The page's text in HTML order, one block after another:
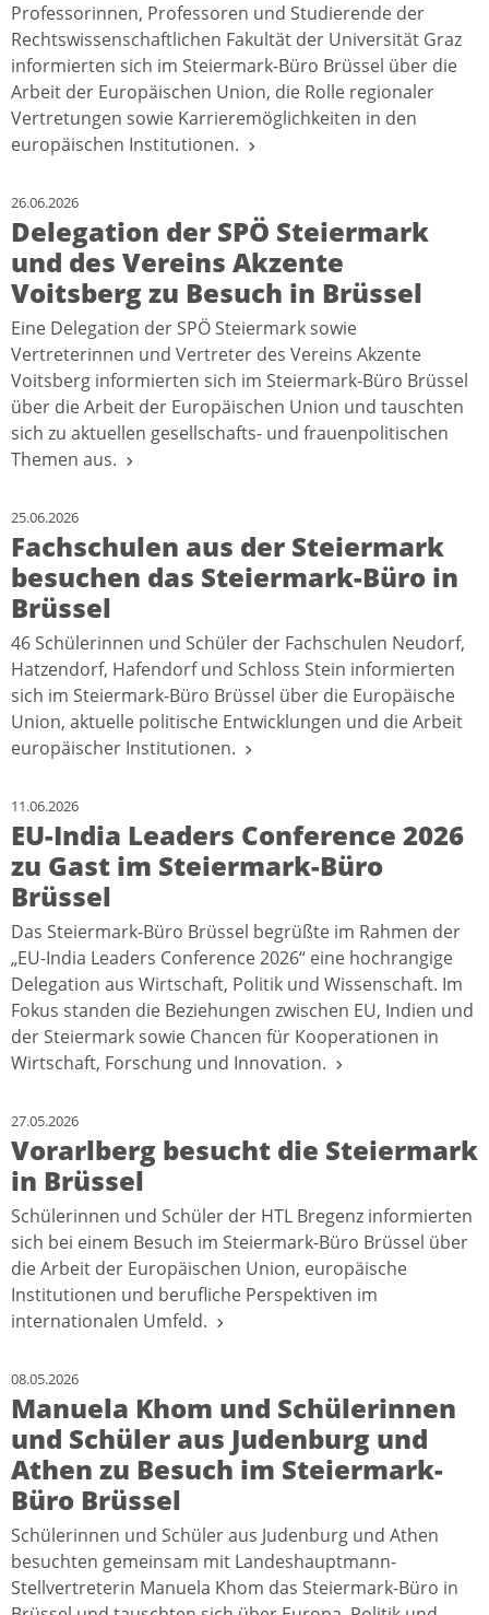
Professorinnen, Professoren und Studierende der
Rechtswissenschaftlichen Fakultät der Universität Graz
informierten sich im Steiermark-Büro Brüssel über die
Arbeit der Europäischen Union, die Rolle regionaler
Vertretungen sowie Karrieremöglichkeiten in den
europäischen Institutionen.
26.06.2026
Delegation der SPÖ Steiermark
und des Vereins Akzente
Voitsberg zu Besuch in Brüssel
Eine Delegation der SPÖ Steiermark sowie
Vertreterinnen und Vertreter des Vereins Akzente
Voitsberg informierten sich im Steiermark-Büro Brüssel
über die Arbeit der Europäischen Union und tauschten
sich zu aktuellen gesellschafts- und frauenpolitischen
Themen aus.
25.06.2026
Fachschulen aus der Steiermark
besuchen das Steiermark-Büro in
Brüssel
46 Schülerinnen und Schüler der Fachschulen Neudorf,
Hatzendorf, Hafendorf und Schloss Stein informierten
sich im Steiermark-Büro Brüssel über die Europäische
Union, aktuelle politische Entwicklungen und die Arbeit
europäischer Institutionen.
11.06.2026
EU-India Leaders Conference 2026
zu Gast im Steiermark-Büro
Brüssel
Das Steiermark-Büro Brüssel begrüßte im Rahmen der
„EU-India Leaders Conference 2026“ eine hochrangige
Delegation aus Wirtschaft, Politik und Wissenschaft. Im
Fokus standen die Beziehungen zwischen EU, Indien und
der Steiermark sowie Chancen für Kooperationen in
Wirtschaft, Forschung und Innovation.
27.05.2026
Vorarlberg besucht die Steiermark
in Brüssel
Schülerinnen und Schüler der HTL Bregenz informierten
sich bei einem Besuch im Steiermark-Büro Brüssel über
die Arbeit der Europäischen Union, europäische
Institutionen und berufliche Perspektiven im
internationalen Umfeld.
08.05.2026
Manuela Khom und Schülerinnen
und Schüler aus Judenburg und
Athen zu Besuch im Steiermark-
Büro Brüssel
Schülerinnen und Schüler aus Judenburg und Athen
besuchten gemeinsam mit Landeshauptmann-
Stellvertreterin Manuela Khom das Steiermark-Büro in